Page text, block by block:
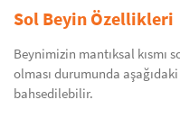
Sol Beyin Özellikleri
Beynimizin mantıksal kısmı
olması durumunda
bahsedilebilir.